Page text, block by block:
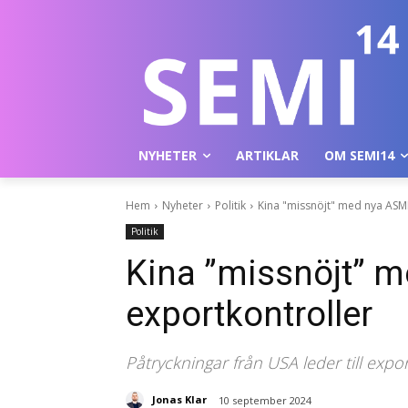
NYHETER ARTIKLAR OM SEMI14
Hem Nyheter Politik Kina "missnöjt" med nya
Politik
Kina ”missnöjt”
exportkontroller
Påtryckningar från USA leder till
Jonas Klar 10 september 2024